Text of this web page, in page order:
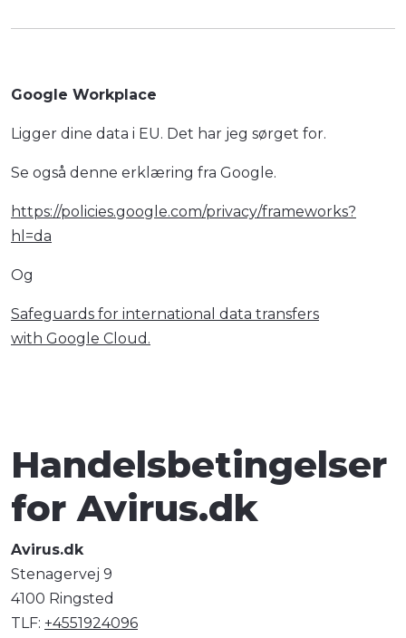
Google Workplace
Ligger dine data i EU. Det har jeg sørget for.
Se også denne erklæring fra Google.
https://policies.google.com/privacy/frameworks?
hl=da
Og
Safeguards for international data transfers
with Google Cloud.
Handelsbetingelser
for Avirus.dk
Avirus.dk
Stenagervej 9
4100 Ringsted
TLF: +4551924096